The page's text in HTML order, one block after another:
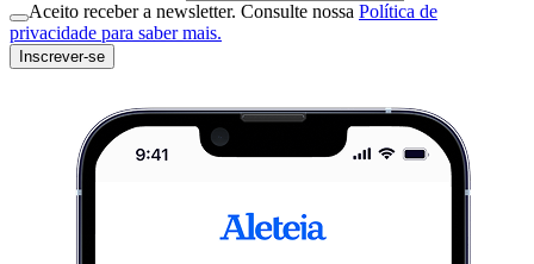
Aceito receber a newsletter. Consulte nossa Política de
privacidade para saber mais.
Inscrever-se